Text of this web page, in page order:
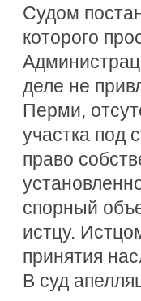
Судом
которого
деле не
Перми,
участка под
право
спорный
истцу.
принятия
В суд